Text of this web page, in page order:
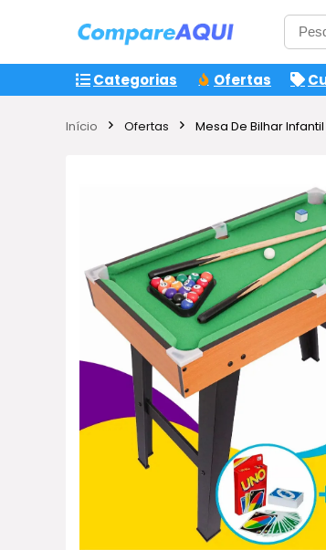
Categorias Ofertas
Início Ofertas Mesa De Bilhar